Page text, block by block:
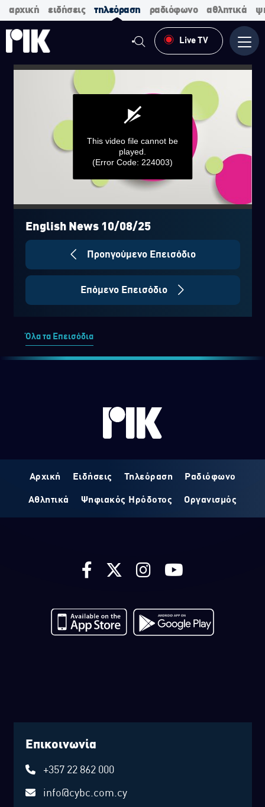
αρχική ειδήσεις τηλεόραση ραδιόφωνο αθλητικά
Live TV
0
seconds
seconds
This video file cannot be
played.
(Error Code: 224003)
English News 10/08/25
Προηγούμενο Επεισόδιο
Επόμενο Επεισόδιο
Όλα τα Επεισόδια
Αρχική Ειδήσεις Τηλεόραση Ραδιόφωνο
Αθλητικά Ψηφιακός Ηρόδοτος Οργανισμός
Επικοινωνία
+357 22 862 000
info@cybc.com.cy